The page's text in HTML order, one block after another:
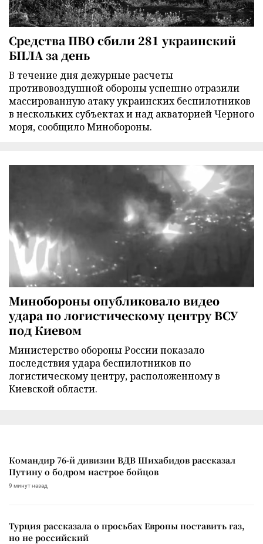
Средства ПВО сбили 281 украинский
БПЛА за день
В течение дня дежурные расчеты
противовоздушной обороны успешно отразили
массированную атаку украинских беспилотников
в нескольких субъектах и над акваторией Черного
моря, сообщило Минобороны.
Минобороны опубликовало видео
удара по логистическому центру ВСУ
под Киевом
Министерство обороны России показало
последствия удара беспилотников по
логистическому центру, расположенному в
Киевской области.
Командир 76-й дивизии ВДВ Шихабидов рассказал
Путину о бодром настрое бойцов
9 минут назад
Турция рассказала о просьбах Европы поставить газ,
но не российский